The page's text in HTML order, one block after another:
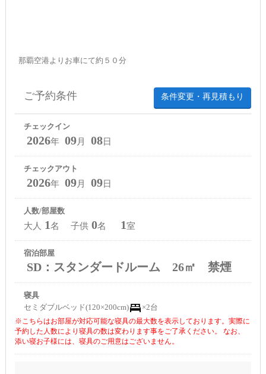
那覇空港よりお車にて約５０分
条件変更・再見積もり
ご予約条件
チェックイン
2026年 09月 08日
チェックアウト
2026年 09月 09日
人数/部屋数
大人 1名 子供 0名 1室
宿泊部屋
SD：スタンダードルーム 26㎡ 禁煙
寝具
セミダブルベッド(120×200cm)
×2台
※こちらはお部屋が対応可能な寝具の最大数を表示しております。実際に
予約した人数により寝具の数は変わります事をご了承ください。 なお、
添い寝お子様には、寝具のご用意はございません。